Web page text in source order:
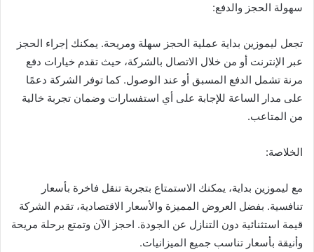
سهولة الحجز والدفع:
تجعل ليموزين بداية عملية الحجز سهلة ومريحة. يمكنك إجراء الحجز
عبر الإنترنت أو من خلال الاتصال بالشركة، حيث تقدم خيارات دفع
مرنة تشمل الدفع المسبق أو عند الوصول. كما توفر الشركة دعمًا
على مدار الساعة للإجابة على أي استفسارات وضمان تجربة خالية
من المتاعب.
الخلاصة:
مع ليموزين بداية، يمكنك الاستمتاع بتجربة تنقل فاخرة بأسعار
تنافسية. بفضل العروض المميزة والأسعار الاقتصادية، تقدم الشركة
قيمة استثنائية دون التنازل عن الجودة. احجز الآن وتمتع برحلة مريحة
وأنيقة بأسعار تناسب جميع الميزانيات.